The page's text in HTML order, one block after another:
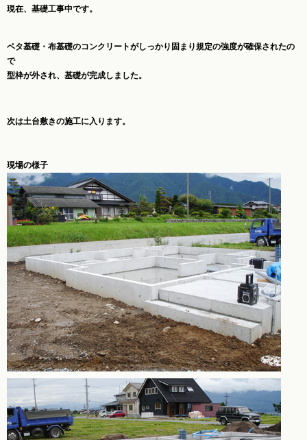
現在、基礎工事中です。
ベタ基礎・布基礎のコンクリートがしっかり固まり規定の強度が確保されたの
で
型枠が外され、基礎が完成しました。
次は土台敷きの施工に入ります。
現場の様子